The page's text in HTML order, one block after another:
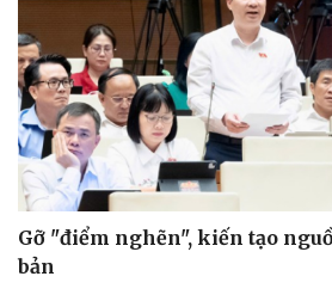
Gỡ "điểm nghẽn", kiến tạo
bản